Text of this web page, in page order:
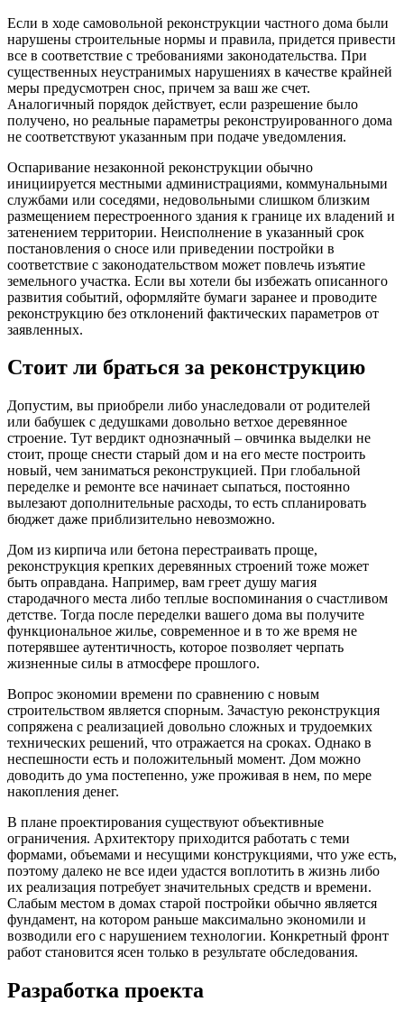
Если в ходе самовольной реконструкции частного дома были
нарушены строительные нормы и правила, придется привести
все в соответствие с требованиями законодательства. При
существенных неустранимых нарушениях в качестве крайней
меры предусмотрен снос, причем за ваш же счет.
Аналогичный порядок действует, если разрешение было
получено, но реальные параметры реконструированного дома
не соответствуют указанным при подаче уведомления.
Оспаривание незаконной реконструкции обычно
инициируется местными администрациями, коммунальными
службами или соседями, недовольными слишком близким
размещением перестроенного здания к границе их владений и
затенением территории. Неисполнение в указанный срок
постановления о сносе или приведении постройки в
соответствие с законодательством может повлечь изъятие
земельного участка. Если вы хотели бы избежать описанного
развития событий, оформляйте бумаги заранее и проводите
реконструкцию без отклонений фактических параметров от
заявленных.
Стоит ли браться за реконструкцию
Допустим, вы приобрели либо унаследовали от родителей
или бабушек с дедушками довольно ветхое деревянное
строение. Тут вердикт однозначный – овчинка выделки не
стоит, проще снести старый дом и на его месте построить
новый, чем заниматься реконструкцией. При глобальной
переделке и ремонте все начинает сыпаться, постоянно
вылезают дополнительные расходы, то есть спланировать
бюджет даже приблизительно невозможно.
Дом из кирпича или бетона перестраивать проще,
реконструкция крепких деревянных строений тоже может
быть оправдана. Например, вам греет душу магия
стародачного места либо теплые воспоминания о счастливом
детстве. Тогда после переделки вашего дома вы получите
функциональное жилье, современное и в то же время не
потерявшее аутентичность, которое позволяет черпать
жизненные силы в атмосфере прошлого.
Вопрос экономии времени по сравнению с новым
строительством является спорным. Зачастую реконструкция
сопряжена с реализацией довольно сложных и трудоемких
технических решений, что отражается на сроках. Однако в
неспешности есть и положительный момент. Дом можно
доводить до ума постепенно, уже проживая в нем, по мере
накопления денег.
В плане проектирования существуют объективные
ограничения. Архитектору приходится работать с теми
формами, объемами и несущими конструкциями, что уже есть,
поэтому далеко не все идеи удастся воплотить в жизнь либо
их реализация потребует значительных средств и времени.
Слабым местом в домах старой постройки обычно является
фундамент, на котором раньше максимально экономили и
возводили его с нарушением технологии. Конкретный фронт
работ становится ясен только в результате обследования.
Разработка проекта